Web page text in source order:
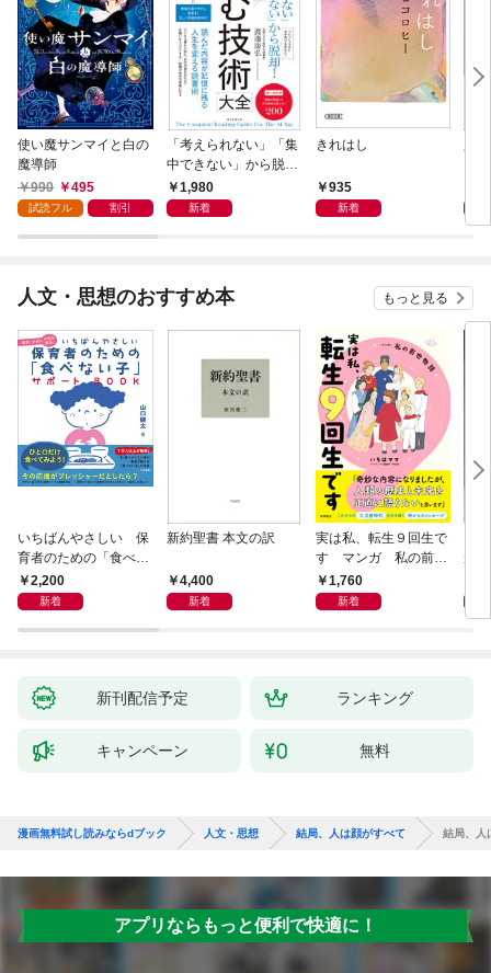
使い魔サンマイと白の
魔導師
990
495
試読フル 割引
「考えられない」「集
中できない」から脱
却！ AI時代の読む技
術大全
1,980
新着
きれはし
935
新着
人文・思想のおすすめ本 もっと見る
いちばんやさしい 保
育者のための「食べな
い子」サポートＢＯＯ
Ｋ 偏食・少食のお悩
2,200
新着
新約聖書 本文の訳
4,400
新着
実は私、転生９回生で
す マンガ 私の前世
物語1,760
新着
が
新刊配信予定 ランキング
キャンペーン 無料
漫画無料試し読みならdブック 人文・思想 結局、人は顔がすべて 結局、人
アプリならもっと便利で快適に！